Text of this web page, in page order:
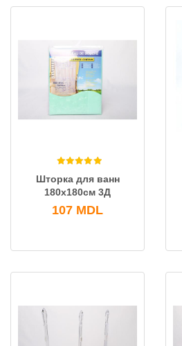
Шторка для ванн
180x180см 3Д
107 MDL